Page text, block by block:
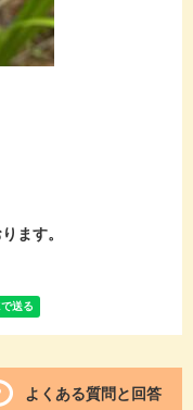
ます。
よくある質問と回答